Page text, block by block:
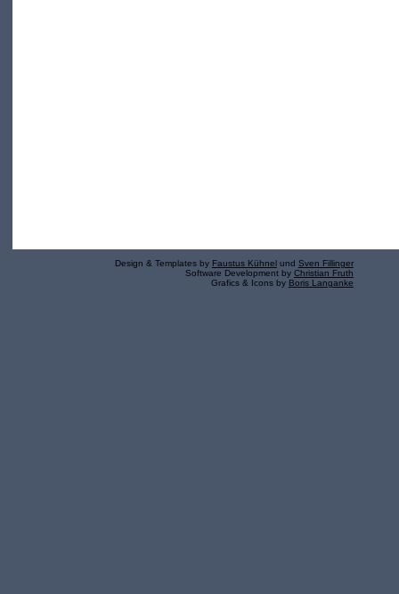
Design & Templates by Faustus Kühnelund Sven Fillinger
Software Development by Christian Fruth
Grafics & Icons by Boris Langanke